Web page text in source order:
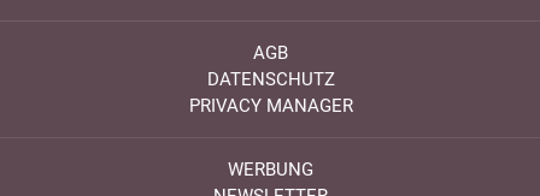
AGB
DATENSCHUTZ
PRIVACY MANAGER
WERBUNG